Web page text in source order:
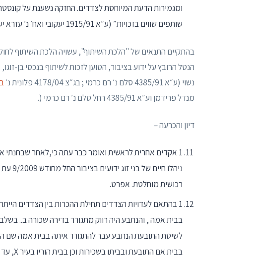
ומגמירות הדעת המיוחסת לצדדים. החזקה נשענת על
שותפים שווים בזכויות״ (ע״א 1915/91 יעקובי ואח׳ נ׳ עזרא יעקובי ואח׳, פ״ד מט)3), 529);
בהתקיים התנאים של "הלכת השיתוף", עשויה הלכת השיתוף לחול
הנטל הרובץ על ידוע בציבור, הטוען לזכות לשיתוף בנכסי בן-
נשוי (ע״א 4385/91 סלם נ׳ רם כרמי ; בג״צ 4178/04 פלונית נ׳
מנדל פרידמן וע״א 4385/91 רחל סלם נ׳ רם כרמי (.
דיון והכרעה –
1 אקדים אחרית לראשית ואומר כבר עתה כי,לאחר
רכושית מוחלטת. אפרט.
לשיטת התובעת הנתבע עבר להתגורר איתה בבית אמה שם
בבית אם התובעת ובביתו בשכירות וכן בבית הוריו בעיר X, עד למעבר לדירתו בעיר Xבחודש 8/2009